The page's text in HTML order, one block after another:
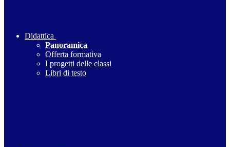
Didattica
Panoramica
Offerta formativa
I progetti delle classi
Libri di testo